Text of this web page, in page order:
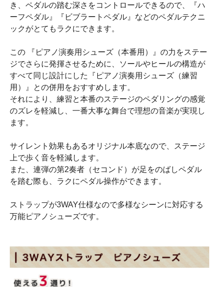
き、ペダルの踏む深さをコントロールできるので、『ハ
ーフペダル』『ビブラートペダル』などのペダルテクニ
ックがとてもラクにできます。
この 『ピアノ演奏用シューズ（本番用）』の力をステー
ジでさらに発揮させるために、ソールやヒールの構造が
すべて同じ設計にした『ピアノ演奏用シューズ（練習
用）』との併用をおすすめします。
それにより、練習と本番のステージのペダリングの感覚
のズレを軽減し、一番大事な舞台で理想の音楽が実現し
ます。
サイレント効果もあるオリジナル本底なので、ステージ
上で歩く音を軽減します。
また、連弾の第2奏者（セコンド）が足をのばしペダル
を踏む際も、ラクにペダル操作ができます。
ストラップが3WAY仕様なので多様なシーンに対応する
万能ピアノシューズです。